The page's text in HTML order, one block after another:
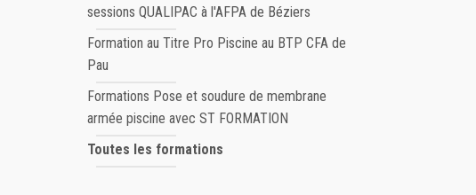
sessions QUALIPAC à l'AFPA de Béziers
Formation au Titre Pro Piscine au BTP CFA de
Pau
Formations Pose et soudure de membrane
armée piscine avec ST FORMATION
Toutes les formations